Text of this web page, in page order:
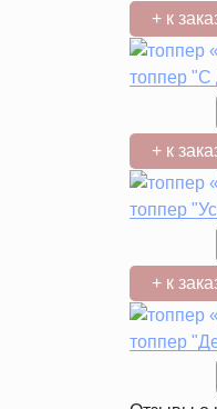
+ к
топпер
+ к
топпер
+ к
топпер